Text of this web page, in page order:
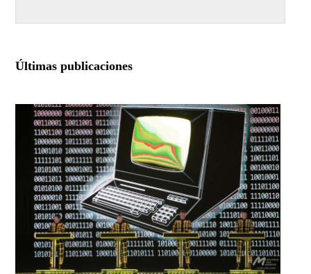
Últimas publicaciones